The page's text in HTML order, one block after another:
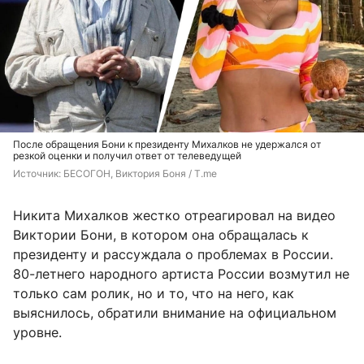
После обращения Бони к президенту Михалков не удержался от
резкой оценки и получил ответ от телеведущей
Источник: БЕСОГОН, Виктория Боня / T.me
Никита Михалков жестко отреагировал на видео
Виктории Бони, в котором она обращалась к
президенту и рассуждала о проблемах в России.
80-летнего народного артиста России возмутил не
только сам ролик, но и то, что на него, как
выяснилось, обратили внимание на официальном
уровне.